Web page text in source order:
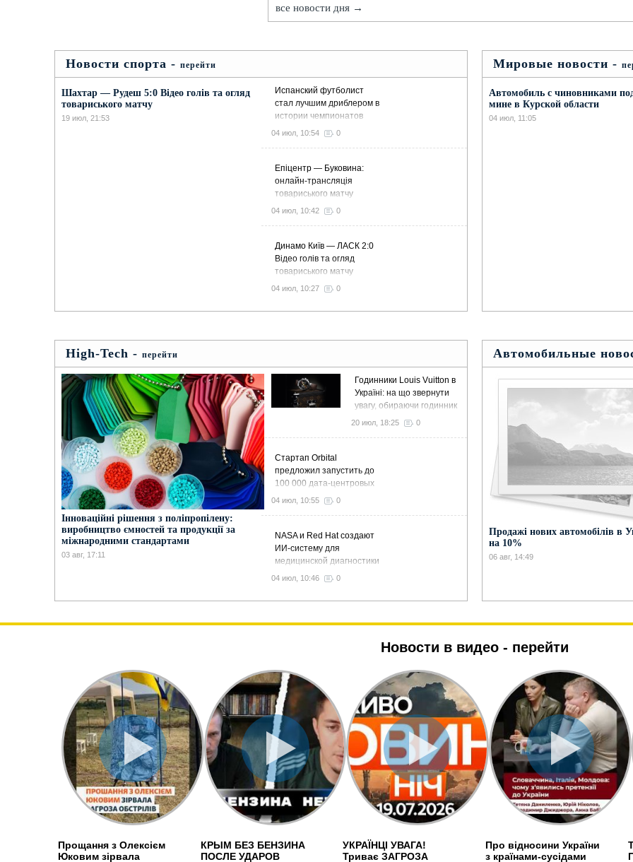
все новости дня →
Новости спорта -перейти
Шахтар — Рудеш 5:0 Відео голів та огляд
товариського матчу
19 июл, 21:53
Испанский футболист
стал лучшим дриблером в
истории чемпионатов
мира
04 июл, 10:54 0
Епіцентр — Буковина:
онлайн-трансляція
товариського матчу
04 июл, 10:42 0
Динамо Київ — ЛАСК 2:0
Відео голів та огляд
товариського матчу
03.07.2026
04 июл, 10:27 0
Мировые новости -
Автомобиль с чиновниками
мине в Курской области
04 июл, 11:05
High-Tech -перейти
Інноваційні рішення з поліпропілену:
виробництво ємностей та продукції за
міжнародними стандартами
03 авг, 17:11
Годинники Louis Vuitton в
Україні: на що звернути
увагу, обираючи годинник
на сайті Kronos-Shop
20 июл, 18:25 0
Стартап Orbital
предложил запустить до
100 000 дата-центровых
спутников с суммарной
04 июл, 10:55 0
NASA и Red Hat создают
ИИ-систему для
медицинской диагностики
астронавтов на МКС и в
04 июл, 10:46 0
Автомобильные
Продажі нових автомобілів в
на 10%
06 авг, 14:49
Новости в видео - перейти
Прощання з Олексієм
Юковим зірвала
КРЫМ БЕЗ БЕНЗИНА
ПОСЛЕ УДАРОВ
УКРАЇНЦІ УВАГА!
Триває ЗАГРОЗА
Про відносини України
з країнами-сусідами